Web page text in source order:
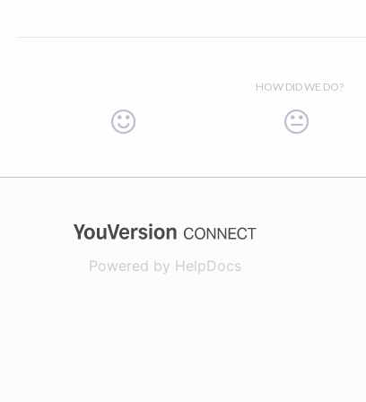
HOW DID WE DO?
(opens in a new
Powered by HelpDocs